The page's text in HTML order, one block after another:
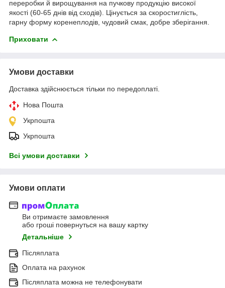
переробки й вирощування на пучкову продукцію високої
якості (60-65 днів від сходів). Цінується за скоростиглість,
гарну форму коренеплодів, чудовий смак, добре зберігання.
Приховати
Умови доставки
Доставка здійснюється тільки по передоплаті.
Нова Пошта
Укрпошта
Укрпошта
Всі умови доставки
Умови оплати
Ви отримаєте замовлення
або гроші повернуться на вашу картку
Детальніше
Післяплата
Оплата на рахунок
Післяплата можна не телефонувати